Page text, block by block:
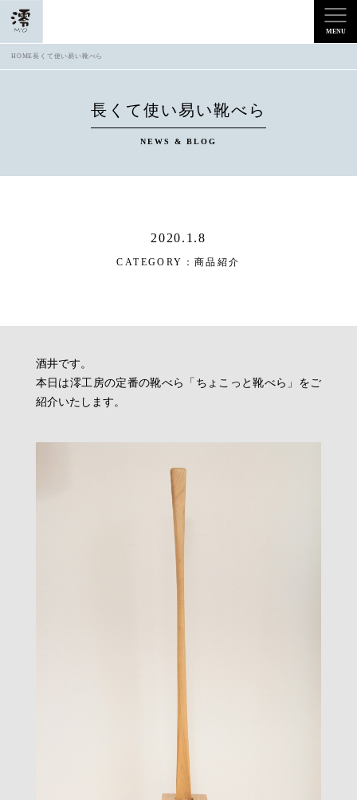
HOME長くて使い易い靴べら
長くて使い易い靴べら
NEWS & BLOG
2020.1.8
CATEGORY： 商品紹介
酒井です。
本日は澪工房の定番の靴べら「ちょこっと靴べら」をご
紹介いたします。